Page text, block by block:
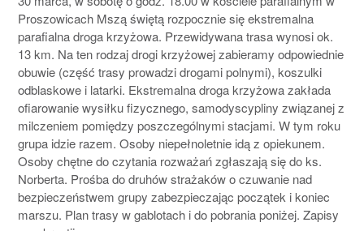
Proszowicach Mszą świętą rozpocznie się ekstremalna
parafialna droga krzyżowa. Przewidywana trasa wynosi ok.
13 km. Na ten rodzaj drogi krzyżowej zabieramy odpowiednie
obuwie (część trasy prowadzi drogami polnymi), koszulki
odblaskowe i latarki. Ekstremalna droga krzyżowa zakłada
ofiarowanie wysiłku fizycznego, samodyscypliny związanej z
milczeniem pomiędzy poszczególnymi stacjami. W tym roku
grupa idzie razem. Osoby niepełnoletnie idą z opiekunem.
Osoby chętne do czytania rozważań zgłaszają się do ks.
Norberta. Prośba do druhów strażaków o czuwanie nad
bezpieczeństwem grupy zabezpieczając początek i koniec
marszu. Plan trasy w gablotach i do pobrania poniżej. Zapisy